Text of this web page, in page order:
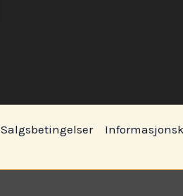
Salgsbetingelser